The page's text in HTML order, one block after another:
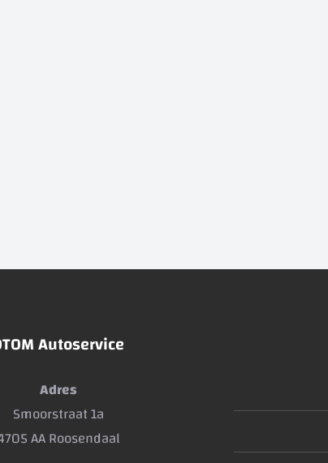
Autoservice
Adres
Smoorstraat 1a
AA Roosendaal